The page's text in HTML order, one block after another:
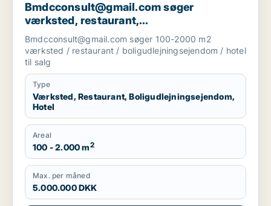
Bmdcconsult@gmail.com søger
værksted, restaurant,
boligudlejningsejendom eller hotel til salg
i Storkøbenhavn
Bmdcconsult@gmail.com søger 100-2000 m2
værksted / restaurant / boligudlejningsejendom / hotel
til salg
Type
Værksted, Restaurant, Boligudlejningsejendom,
Hotel
Areal
100 - 2.000 m2
Max. per måned
5.000.000 DKK